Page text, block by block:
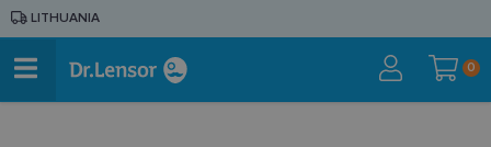
LITHUANIA
0